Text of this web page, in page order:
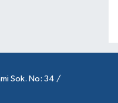
Sok. No: 34 /